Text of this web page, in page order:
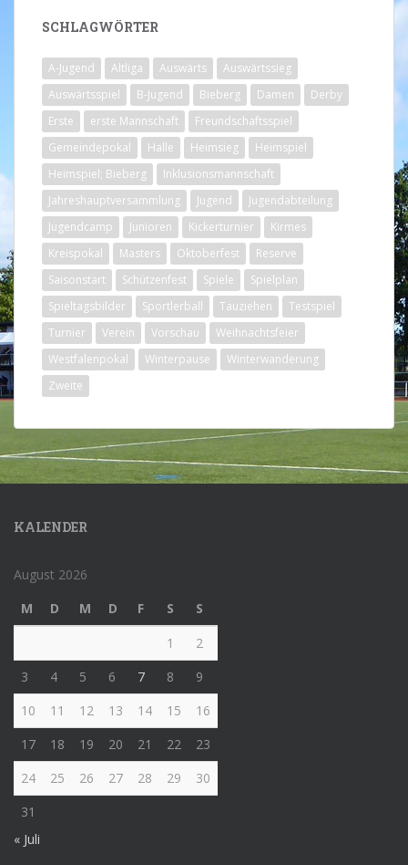
SCHLAGWÖRTER
A-Jugend Altliga Auswärts
Auswärtssieg
Auswärtsspiel
B-Jugend Bieberg Damen
Derby
Erste
erste Mannschaft
Freundschaftsspiel
Gemeindepokal
Halle Heimsieg
Heimspiel
Heimspiel; Bieberg
Inklusionsmannschaft
Jahreshauptversammlung
Jugend
Jugendabteilung
Jugendcamp
Junioren Kickerturnier
Kirmes
Kreispokal
Masters Oktoberfest
Reserve
Saisonstart
Schützenfest Spiele
Spielplan
Spieltagsbilder
Sportlerball Tauziehen
Testspiel
Turnier
Verein Vorschau
Weihnachtsfeier
Westfalenpokal
Winterpause
Winterwanderung
Zweite
KALENDER
August 2026
M
D M D F S
S
1
2
3
4 5 6 7 8
9
10
11 12 13 14 15
16
17
18 19 20 21 22
23
24
25 26 27 28 29
30
31
« Juli